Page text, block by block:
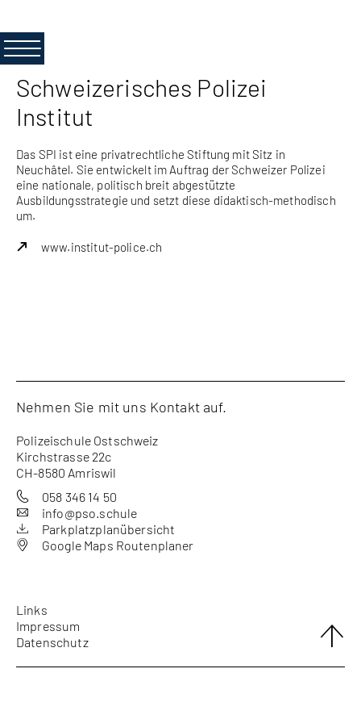
Schweizerisches Polizei
Institut
Das SPI ist eine privatrechtliche Stiftung mit Sitz in
Neuchâtel. Sie entwickelt im Auftrag der Schweizer Polizei
eine nationale, politisch breit abgestützte
Ausbildungsstrategie und setzt diese didaktisch-methodisch
um.
 www.institut-police.ch
Nehmen Sie mit uns Kontakt auf.
Polizeischule Ostschweiz
Kirchstrasse 22c
CH-8580 Amriswil
 058 346 14 50
 info@pso.schule
 Parkplatzplanübersicht
 Google Maps Routenplaner
Links
Impressum
Datenschutz